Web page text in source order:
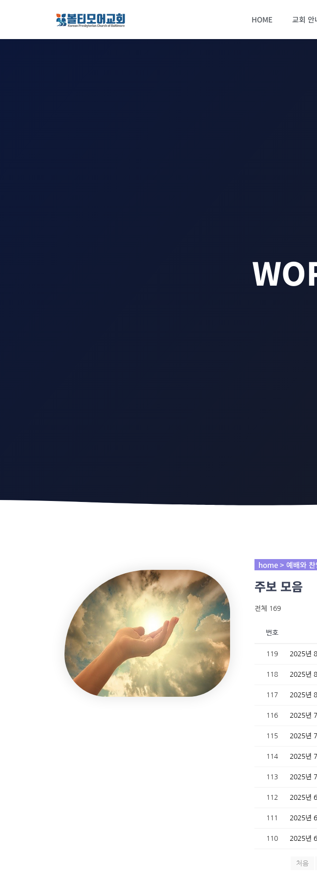
HOME 교회 안
home > 예배와
주보 모음
전체 169
번호
119 2025년
118 2025년
117 2025년
116 2025년
115 2025년
114 2025년
113 2025년
112 2025년
111 2025년
110 2025년
처음